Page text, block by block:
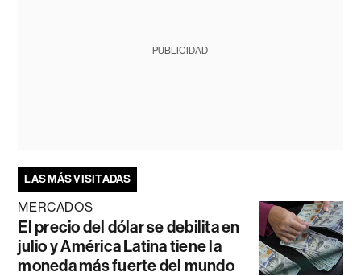
PUBLICIDAD
LAS MÁS VISITADAS
MERCADOS
El precio del dólar se debilita en
julio y América Latina tiene la
moneda más fuerte del mundo